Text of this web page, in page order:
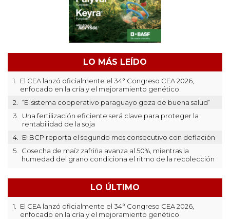
LO MÁS LEÍDO
1.
El CEA lanzó oficialmente el 34° Congreso CEA 2026,
enfocado en la cría y el mejoramiento genético
2.
“El sistema cooperativo paraguayo goza de buena salud”
3.
Una fertilización eficiente será clave para proteger la
rentabilidad de la soja
4.
El BCP reporta el segundo mes consecutivo con deflación
5.
Cosecha de maíz zafriña avanza al 50%, mientras la
humedad del grano condiciona el ritmo de la recolección
LO ÚLTIMO
1.
El CEA lanzó oficialmente el 34° Congreso CEA 2026,
enfocado en la cría y el mejoramiento genético